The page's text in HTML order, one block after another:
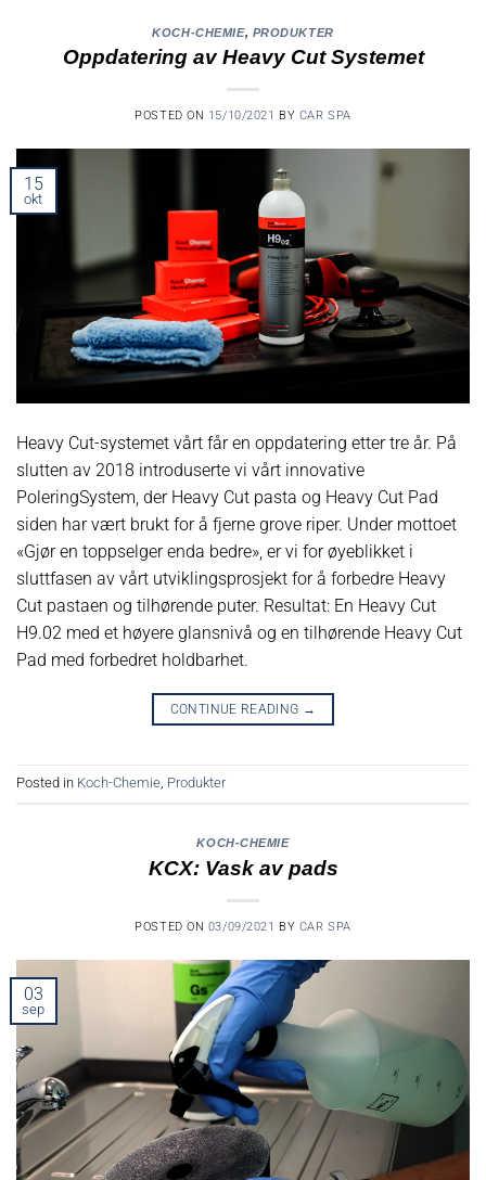
KOCH-CHEMIE, PRODUKTER
Oppdatering av Heavy Cut Systemet
POSTED ON 15/10/2021 BY CAR SPA
15
okt
Heavy Cut-systemet vårt får en oppdatering etter tre år. På
slutten av 2018 introduserte vi vårt innovative
PoleringSystem, der Heavy Cut pasta og Heavy Cut Pad
siden har vært brukt for å fjerne grove riper. Under mottoet
«Gjør en toppselger enda bedre», er vi for øyeblikket i
sluttfasen av vårt utviklingsprosjekt for å forbedre Heavy
Cut pastaen og tilhørende puter. Resultat: En Heavy Cut
H9.02 med et høyere glansnivå og en tilhørende Heavy Cut
Pad med forbedret holdbarhet.
CONTINUE READING →
Posted in Koch-Chemie, Produkter
KOCH-CHEMIE
KCX: Vask av pads
POSTED ON 03/09/2021 BY CAR SPA
03
sep